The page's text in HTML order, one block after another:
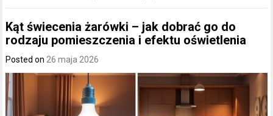
Kąt świecenia żarówki – jak dobrać go do
rodzaju pomieszczenia i efektu oświetlenia
Posted on26 maja 2026